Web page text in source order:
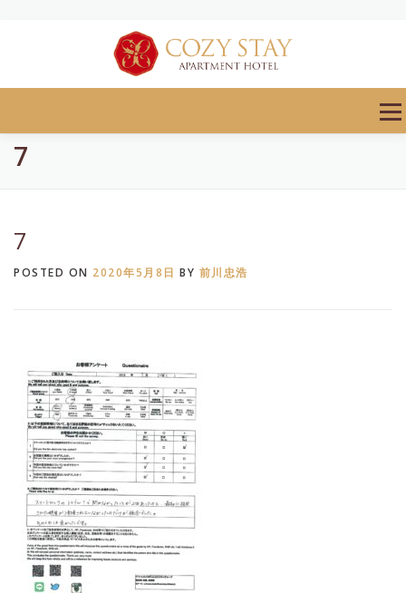
7
7
POSTED ON 2020年5月8日 BY 前川忠浩